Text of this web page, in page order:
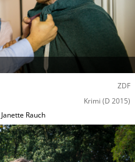
ZDF
Krimi (D 2015)
Janette Rauch